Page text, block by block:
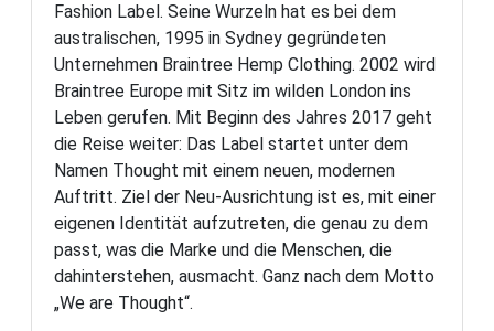
Fashion Label. Seine Wurzeln hat es bei dem
australischen, 1995 in Sydney gegründeten
Unternehmen Braintree Hemp Clothing. 2002 wird
Braintree Europe mit Sitz im wilden London ins
Leben gerufen. Mit Beginn des Jahres 2017 geht
die Reise weiter: Das Label startet unter dem
Namen Thought mit einem neuen, modernen
Auftritt. Ziel der Neu-Ausrichtung ist es, mit einer
eigenen Identität aufzutreten, die genau zu dem
passt, was die Marke und die Menschen, die
dahinterstehen, ausmacht. Ganz nach dem Motto
„We are Thought“.